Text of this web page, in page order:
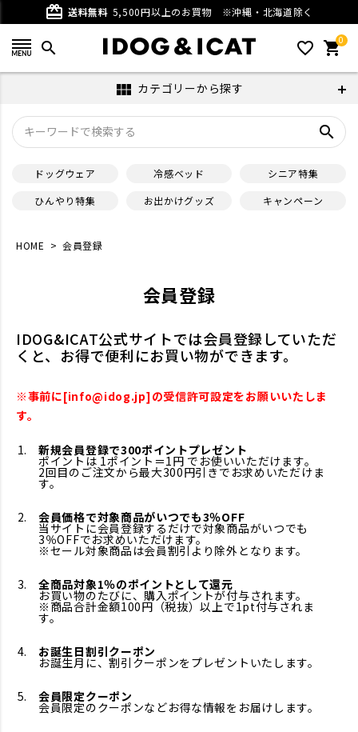
card_giftcard 送料無料 5,500円以上のお買物 ※沖縄・北海道除く
search favorite_outline 0
shopping_cart
view_module カテゴリーから探す
search
ドッグウェア 冷感ベッド
シニア特集
ひんやり特集
お出かけグッズ キャンペーン
HOME 会員登録
会員登録
IDOG&ICAT公式サイトでは会員登録していただ
くと、お得で便利にお買い物ができます。
※事前に[info@idog.jp]の受信許可設定をお願いいたしま
す。
新規会員登録で300ポイントプレゼント
ポイントは 1ポイント＝1円 でお使いいただけます。
2回目のご注文から最大300円引きでお求めいただけま
す。
会員価格で対象商品がいつでも3％OFF
当サイトに会員登録するだけで対象商品がいつでも
3％OFFでお求めいただけます。
※セール対象商品は会員割引より除外となります。
全商品対象1％のポイントとして還元
お買い物のたびに、購入ポイントが付与されます。
※商品合計金額100円（税抜）以上で1pt付与されま
す。
お誕生日割引クーポン
お誕生月に、割引クーポンをプレゼントいたします。
会員限定クーポン
会員限定のクーポンなどお得な情報をお届けします。